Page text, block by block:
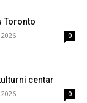
Toronto
0
centar
0